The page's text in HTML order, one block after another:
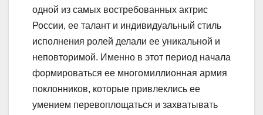
одной из самых востребованных актрис
России, ее талант и индивидуальный стиль
исполнения ролей делали ее уникальной и
неповторимой. Именно в этот период начала
формироваться ее многомиллионная армия
поклонников, которые привлеклись ее
умением перевоплощаться и захватывать